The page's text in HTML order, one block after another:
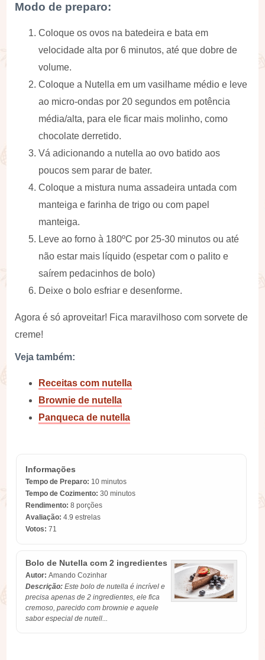
Modo de preparo:
Coloque os ovos na batedeira e bata em
velocidade alta por 6 minutos, até que dobre de
volume.
Coloque a Nutella em um vasilhame médio e leve
ao micro-ondas por 20 segundos em potência
média/alta, para ele ficar mais molinho, como
chocolate derretido.
Vá adicionando a nutella ao ovo batido aos
poucos sem parar de bater.
Coloque a mistura numa assadeira untada com
manteiga e farinha de trigo ou com papel
manteiga.
Leve ao forno à 180ºC por 25-30 minutos ou até
não estar mais líquido (espetar com o palito e
saírem pedacinhos de bolo)
Deixe o bolo esfriar e desenforme.
Agora é só aproveitar! Fica maravilhoso com sorvete de
creme!
Veja também:
Receitas com nutella
Brownie de nutella
Panqueca de nutella
Informações
Tempo de Preparo: 10 minutos
Tempo de Cozimento:30 minutos
Rendimento:8 porções
Avaliação: 4.9 estrelas
Votos: 71
Bolo de Nutella com 2 ingredientes
Autor:Amando Cozinhar
Descrição:Este bolo de nutella é incrível e
precisa apenas de 2 ingredientes, ele fica
cremoso, parecido com brownie e aquele
sabor especial de nutell...